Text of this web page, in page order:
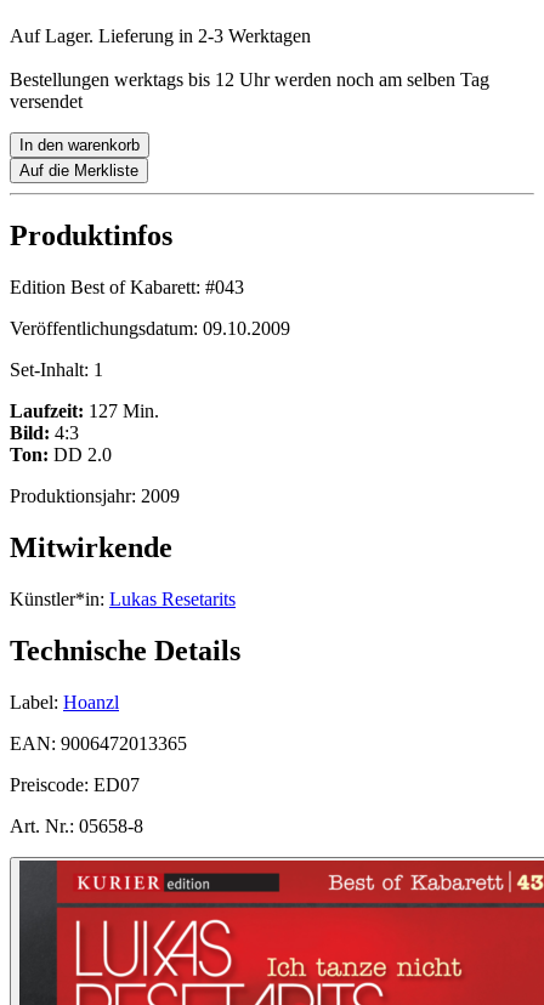
Auf Lager. Lieferung in 2-3 Werktagen
Bestellungen werktags bis 12 Uhr werden noch am selben Tag
versendet
In den warenkorb
Auf die Merkliste
Produktinfos
Edition Best of Kabarett: #043
Veröffentlichungsdatum: 09.10.2009
Set-Inhalt: 1
Laufzeit: 127 Min.
Bild: 4:3
Ton: DD 2.0
Produktionsjahr: 2009
Mitwirkende
Künstler*in: Lukas Resetarits
Technische Details
Label: Hoanzl
EAN: 9006472013365
Preiscode: ED07
Art. Nr.: 05658-8